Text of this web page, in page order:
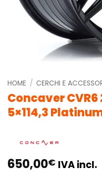
HOME / CERCHI E
Concaver CVR6
5×114,3
650,00€ IVA incl.